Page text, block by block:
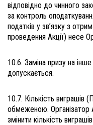
відповідно до чинного
за контроль
податків у зв’язку з
проведення Акції) несе
10.6. Заміна призу на
допускається.
10.7. Кількість виграшів
обмеженою. Організатор
змінити кількість